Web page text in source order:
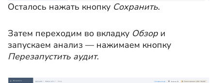
Осталось нажать кнопку Сохранить.
Затем переходим во вкладку Обзор и
запускаем анализ — нажимаем кнопку
Перезапустить аудит.